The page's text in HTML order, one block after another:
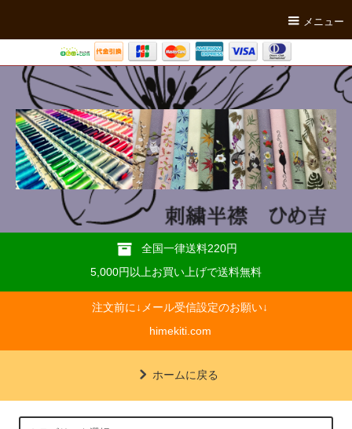
メニュー
全国一律送料220円
5,000円以上お買い上げで送料無料
注文前に↓メール受信設定のお願い↓
himekiti.com
ホームに戻る